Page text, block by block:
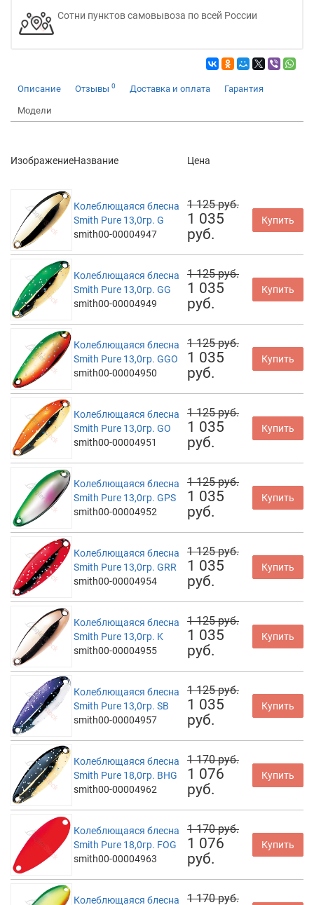
Сотни пунктов самовывоза по всей России
Описание Отзывы 0 Доставка и оплата Гарантия
Модели
ИзображениеНазвание Цена
Колеблющаяся блесна
Smith Pure 13,0гр. G
smith00-00004947
1 125 руб.
1 035
руб.
Купить
Колеблющаяся блесна
Smith Pure 13,0гр. GG
smith00-00004949
1 125 руб.
1 035
руб.
Купить
Колеблющаяся блесна
Smith Pure 13,0гр. GGO
smith00-00004950
1 125 руб.
1 035
руб.
Купить
Колеблющаяся блесна
Smith Pure 13,0гр. GO
smith00-00004951
1 125 руб.
1 035
руб.
Купить
Колеблющаяся блесна
Smith Pure 13,0гр. GPS
smith00-00004952
1 125 руб.
1 035
руб.
Купить
Колеблющаяся блесна
Smith Pure 13,0гр. GRR
smith00-00004954
1 125 руб.
1 035
руб.
Купить
Колеблющаяся блесна
Smith Pure 13,0гр. K
smith00-00004955
1 125 руб.
1 035
руб.
Купить
Колеблющаяся блесна
Smith Pure 13,0гр. SB
smith00-00004957
1 125 руб.
1 035
руб.
Купить
Колеблющаяся блесна
Smith Pure 18,0гр. BHG
smith00-00004962
1 170 руб.
1 076
руб.
Купить
Колеблющаяся блесна
Smith Pure 18,0гр. FOG
smith00-00004963
1 170 руб.
1 076
руб.
Купить
Колеблющаяся блесна 1 170 руб.